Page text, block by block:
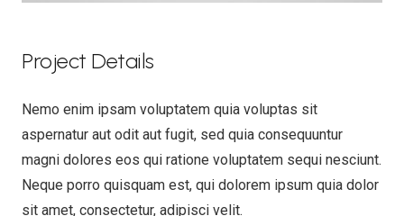
Project Details
Nemo enim ipsam voluptatem quia voluptas sit
aspernatur aut odit aut fugit, sed quia consequuntur
magni dolores eos qui ratione voluptatem sequi nesciunt.
Neque porro quisquam est, qui dolorem ipsum quia dolor
sit amet, consectetur, adipisci velit.